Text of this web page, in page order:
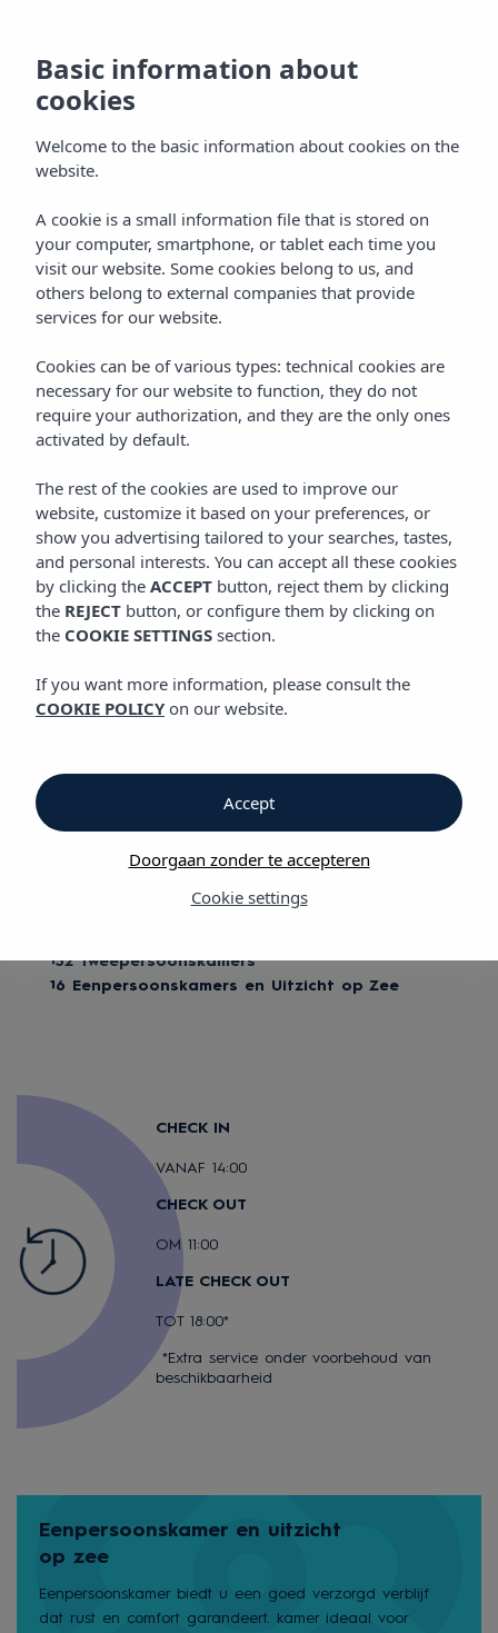
Kamers
Vibra Riviera Hotel
Home Ibiza Bahía De San Antonio
KAMERS
Kamers
Vibra Riviera Hotel
Op maat voor gezinsvakanties
familiekamers voor maximaal 4 personen, als appartement, met
compleet uitgeruste badkamer, kleine keuken, koelkast,
kamers hebben een prachtig uitzicht op zee.
152 Tweepersoonskamers
16 Eenpersoonskamers en Uitzicht op Zee
CHECK IN
VANAF 14:00
CHECK OUT
OM 11:00
LATE CHECK OUT
TOT 18:00*
*Extra service onder voorbehoud van
beschikbaarheid
Eenpersoonskamer en uitzicht
op zee
Eenpersoonskamer biedt u een goed verzorgd verblijf
dat rust en comfort garandeert. kamer ideaal voor
Basic information about
cookies
Welcome to the basic information about cookies on the
website.
A cookie is a small information file that is stored on
your computer, smartphone, or tablet each time you
visit our website. Some cookies belong to us, and
others belong to external companies that provide
services for our website.
Cookies can be of various types: technical cookies are
necessary for our website to function, they do not
require your authorization, and they are the only ones
activated by default.
The rest of the cookies are used to improve our
website, customize it based on your preferences, or
show you advertising tailored to your searches, tastes,
and personal interests. You can accept all these cookies
by clicking the ACCEPT button, reject them by clicking
the REJECT button, or configure them by clicking on
the COOKIE SETTINGS section.
If you want more information, please consult the
COOKIE POLICY on our website.
Cookie settings
Doorgaan zonder te accepteren
Accept